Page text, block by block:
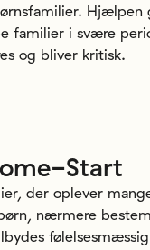
familier i svære
og bliver kritisk.
Start
der oplever
nærmere